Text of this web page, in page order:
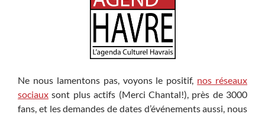
Ne nous lamentons pas, voyons le positif, nos réseaux
sociaux sont plus actifs (Merci Chantal!), près de 3000
fans, et les demandes de dates d’événements aussi, nous